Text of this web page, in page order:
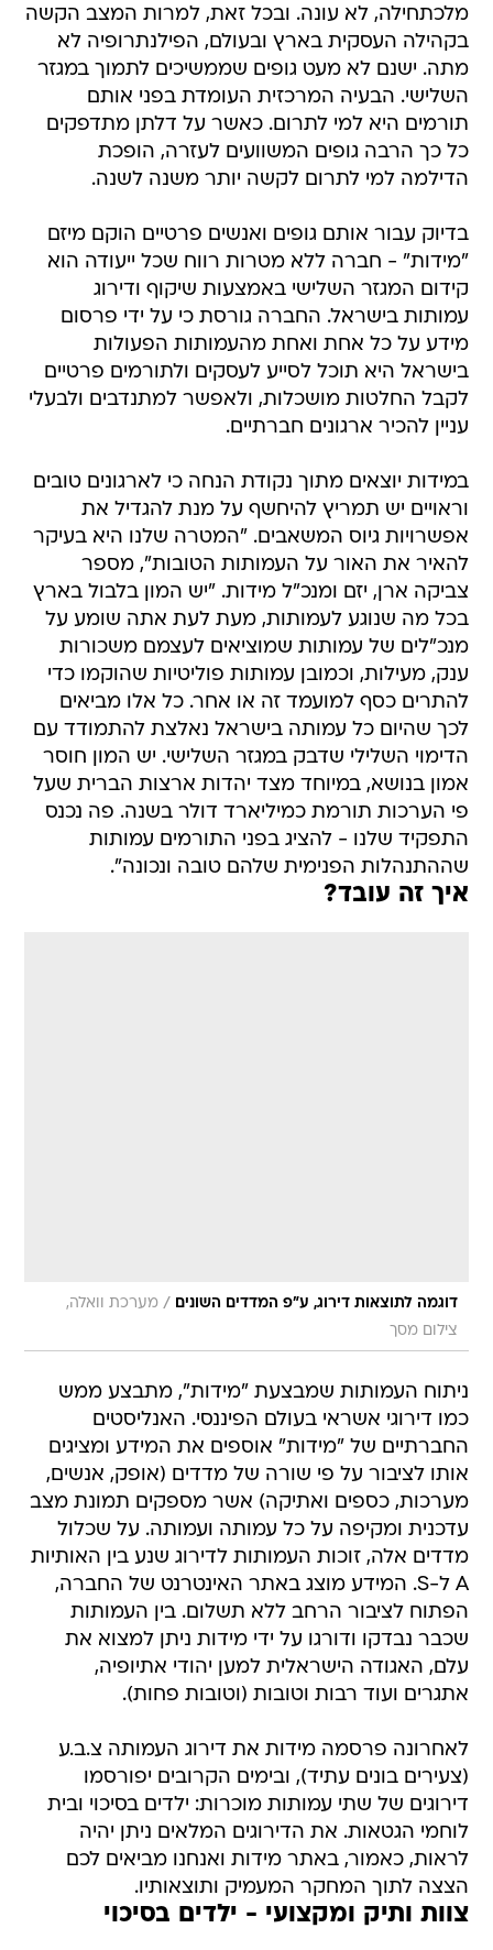
מלכתחילה, לא עונה. ובכל זאת, למרות המצב הקשה
בקהילה העסקית בארץ ובעולם, הפילנתרופיה לא
מתה. ישנם לא מעט גופים שממשיכים לתמוך במגזר
השלישי. הבעיה המרכזית העומדת בפני אותם
תורמים היא למי לתרום. כאשר על דלתן מתדפקים
כל כך הרבה גופים המשוועים לעזרה, הופכת
הדילמה למי לתרום לקשה יותר משנה לשנה.
בדיוק עבור אותם גופים ואנשים פרטיים הוקם מיזם
"מידות" - חברה ללא מטרות רווח שכל ייעודה הוא
קידום המגזר השלישי באמצעות שיקוף ודירוג
עמותות בישראל. החברה גורסת כי על ידי פרסום
מידע על כל אחת ואחת מהעמותות הפעולות
בישראל היא תוכל לסייע לעסקים ולתורמים פרטיים
לקבל החלטות מושכלות, ולאפשר למתנדבים ולבעלי
עניין להכיר ארגונים חברתיים.
במידות יוצאים מתוך נקודת הנחה כי לארגונים טובים
וראויים יש תמריץ להיחשף על מנת להגדיל את
אפשרויות גיוס המשאבים. "המטרה שלנו היא בעיקר
להאיר את האור על העמותות הטובות", מספר
צביקה ארן, יזם ומנכ"ל מידות. "יש המון בלבול בארץ
בכל מה שנוגע לעמותות, מעת לעת אתה שומע על
מנכ"לים של עמותות שמוציאים לעצמם משכורות
ענק, מעילות, וכמובן עמותות פוליטיות שהוקמו כדי
להתרים כסף למועמד זה או אחר. כל אלו מביאים
לכך שהיום כל עמותה בישראל נאלצת להתמודד עם
הדימוי השלילי שדבק במגזר השלישי. יש המון חוסר
אמון בנושא, במיוחד מצד יהדות ארצות הברית שעל
פי הערכות תורמת כמיליארד דולר בשנה. פה נכנס
התפקיד שלנו - להציג בפני התורמים עמותות
שההתנהלות הפנימית שלהם טובה ונכונה".
איך זה עובד?
דוגמה לתוצאות דירוג, ע"פ המדדים השונים / מערכת וואלה,
צילום מסך
ניתוח העמותות שמבצעת "מידות", מתבצע ממש
כמו דירוגי אשראי בעולם הפיננסי. האנליסטים
החברתיים של "מידות" אוספים את המידע ומציגים
אותו לציבור על פי שורה של מדדים (אופק, אנשים,
מערכות, כספים ואתיקה) אשר מספקים תמונת מצב
עדכנית ומקיפה על כל עמותה ועמותה. על שכלול
מדדים אלה, זוכות העמותות לדירוג שנע בין האותיות
A ל-S. המידע מוצג באתר האינטרנט של החברה,
הפתוח לציבור הרחב ללא תשלום. בין העמותות
שכבר נבדקו ודורגו על ידי מידות ניתן למצוא את
עלם, האגודה הישראלית למען יהודי אתיופיה,
אתגרים ועוד רבות וטובות (וטובות פחות).
לאחרונה פרסמה מידות את דירוג העמותה צ.ב.ע
(צעירים בונים עתיד), ובימים הקרובים יפורסמו
דירוגים של שתי עמותות מוכרות: ילדים בסיכוי ובית
לוחמי הגטאות. את הדירוגים המלאים ניתן יהיה
לראות, כאמור, באתר מידות ואנחנו מביאים לכם
הצצה לתוך המחקר המעמיק ותוצאותיו.
צוות ותיק ומקצועי - ילדים בסיכוי